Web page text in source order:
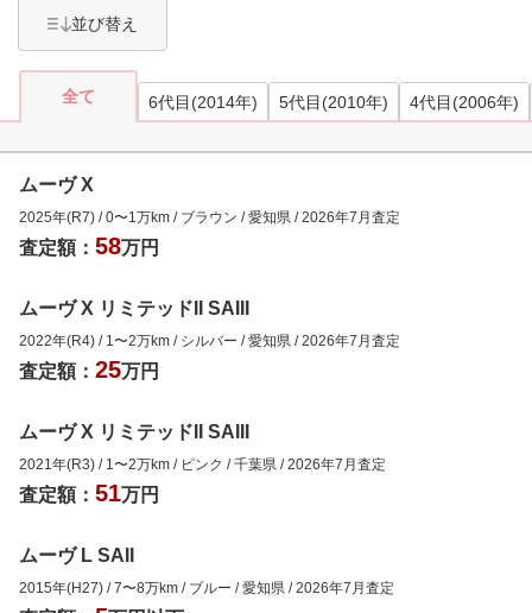
並び替え
全て 6代目(2014年) 5代目(2010年) 4代目(2006年)
ムーヴ X
2025年(R7) /0〜1 万km / ブラウン /愛知県 /2026年7月査定
査定額： 58万円
ムーヴ X リミテッドII SAIII
2022年(R4) / 1 〜2万km / シルバー /愛知県 /2026年7月査定
査定額： 25万円
ムーヴ X リミテッドII SAIII
2021年(R3) / 1 〜2万km / ピンク /千葉県 /2026年7月査定
査定額： 51万円
ムーヴ L SAII
2015年(H27) /7〜8万km / ブルー /愛知県 /2026年7月査定